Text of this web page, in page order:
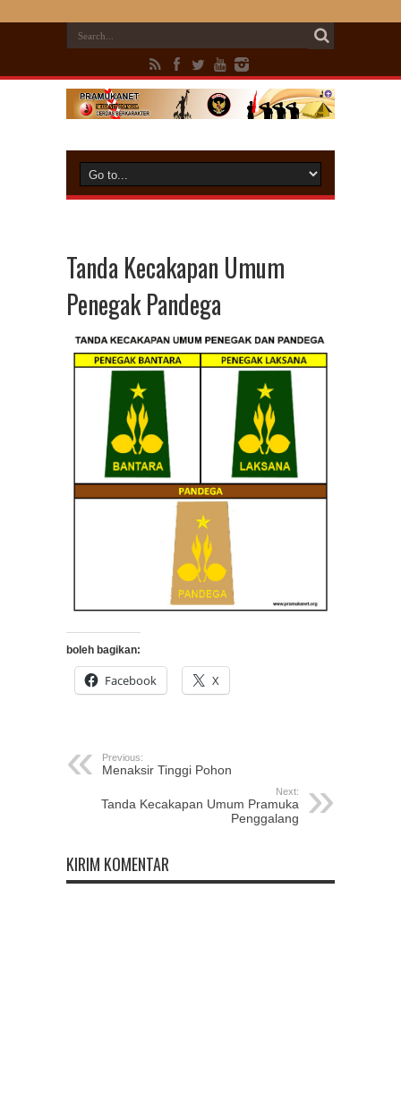
Tanda Kecakapan Umum
Penegak Pandega
boleh bagikan:
Facebook X
Previous:
Menaksir Tinggi Pohon
Next:
Tanda Kecakapan Umum Pramuka
Penggalang
KIRIM KOMENTAR